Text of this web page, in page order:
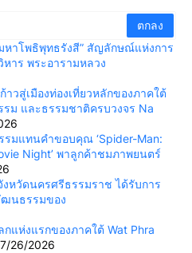
าโพธิพุทธรังสี” สัญลักษณ์แห่งการ
าร พระอารามหลวง
วสู่เมืองท่องเที่ยวหลักของภาคใต้
ม และธรรมชาติครบวงจร Na
รมแทนคำขอบคุณ ‘Spider-Man:
Night’ พาลูกค้าชมภาพยนตร์
หวัดนครศรีธรรมราช ได้รับการ
ฒนธรรมของ
แห่งแรกของภาคใต้ Wat Phra
26/2026